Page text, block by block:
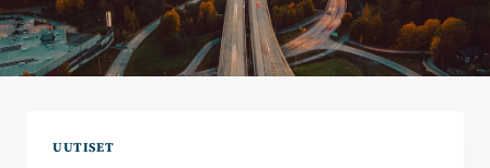
UUTISET